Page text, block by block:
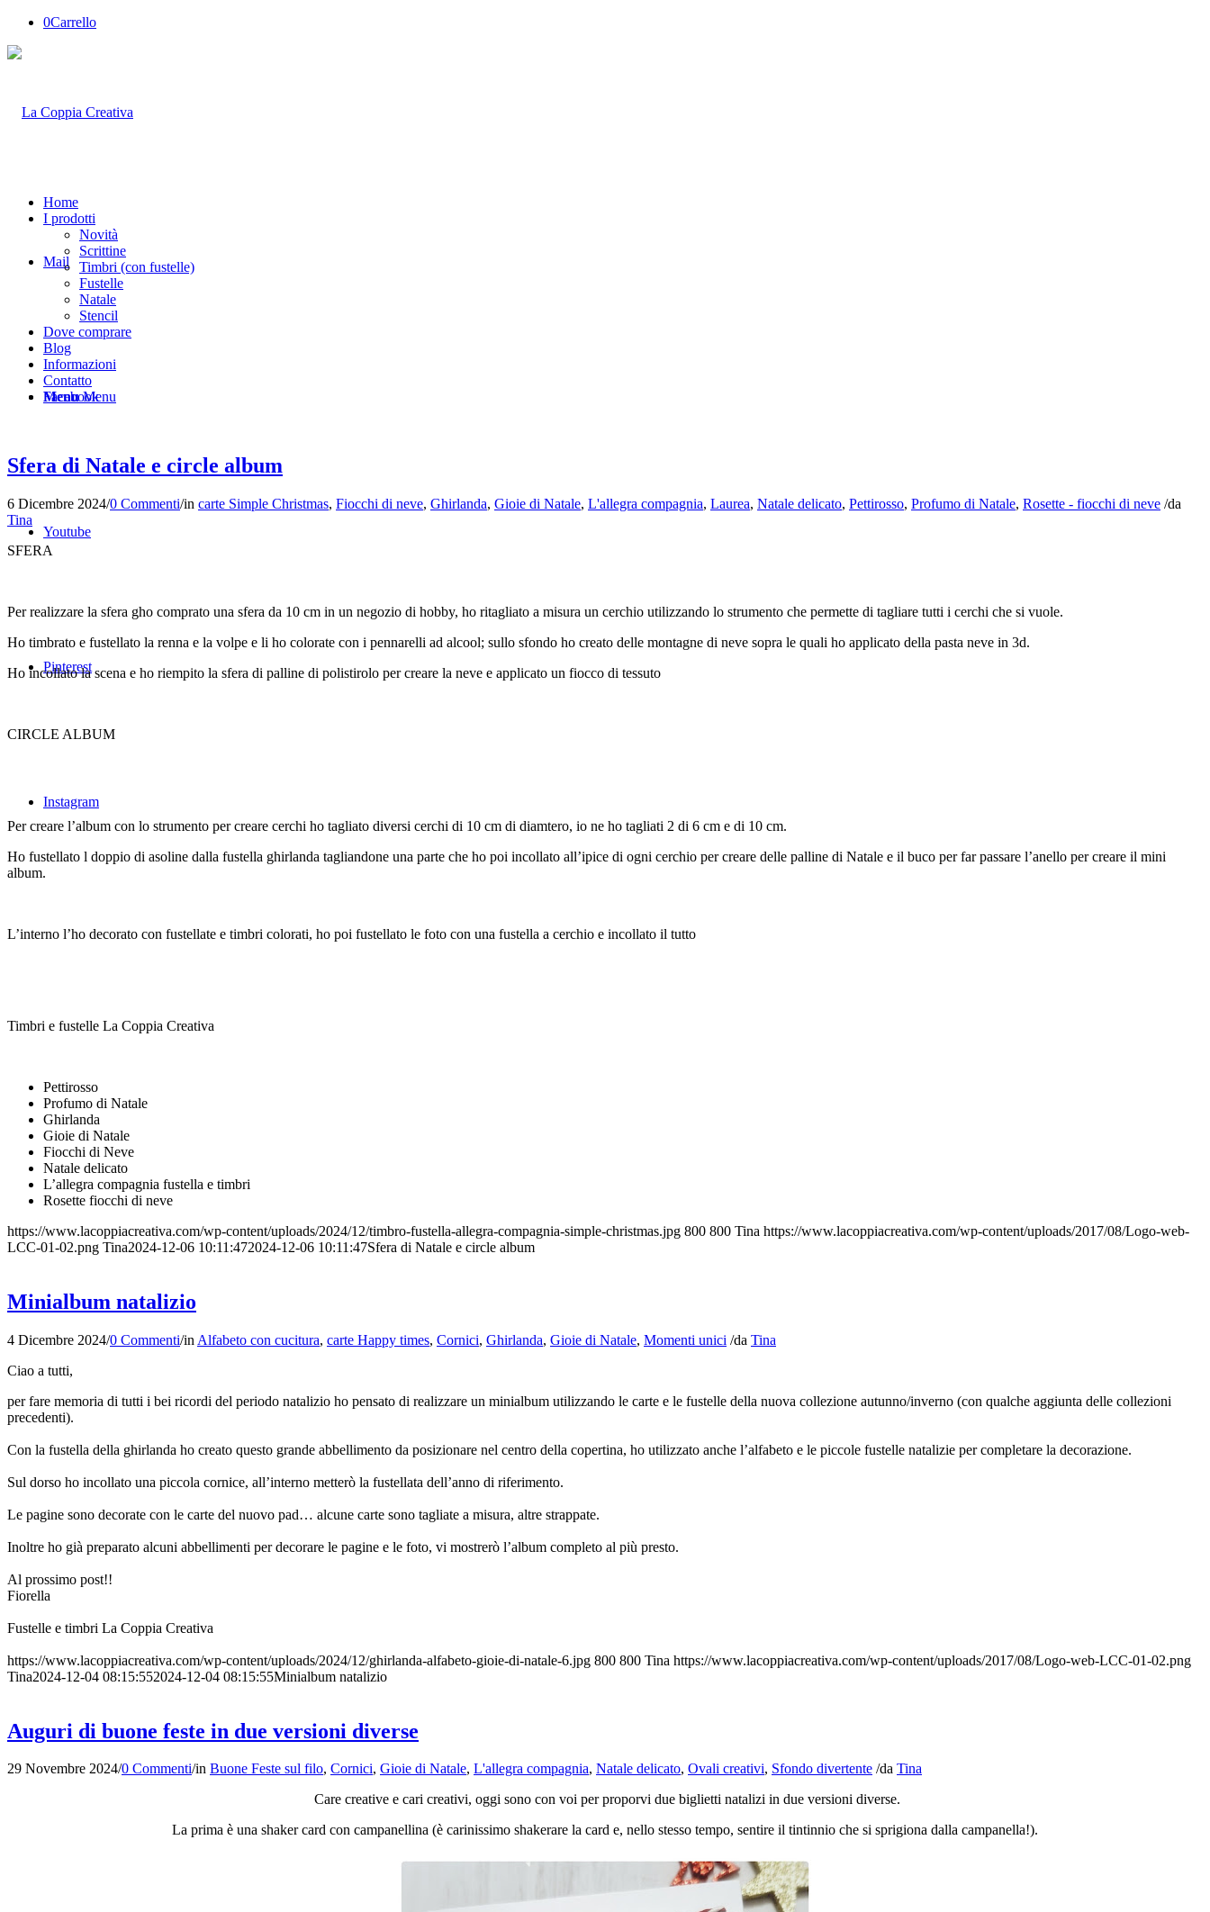
0Carrello
Mail
Facebook
Youtube
Pinterest
Instagram
Home
I prodotti
Novità
Scrittine
Timbri (con fustelle)
Fustelle
Natale
Stencil
Dove comprare
Blog
Informazioni
Contatto
Menu Menu
Sfera di Natale e circle album
6 Dicembre 2024/0 Commenti/in carte Simple Christmas, Fiocchi di neve, Ghirlanda, Gioie di Natale, L'allegra compagnia, Laurea, Natale delicato, Pettirosso, Profumo di Natale, Rosette - fiocchi di neve /da
Tina
SFERA
Per realizzare la sfera gho comprato una sfera da 10 cm in un negozio di hobby, ho ritagliato a misura un cerchio utilizzando lo strumento che permette di tagliare tutti i cerchi che si vuole.
Ho timbrato e fustellato la renna e la volpe e li ho colorate con i pennarelli ad alcool; sullo sfondo ho creato delle montagne di neve sopra le quali ho applicato della pasta neve in 3d.
Ho incollato la scena e ho riempito la sfera di palline di polistirolo per creare la neve e applicato un fiocco di tessuto
CIRCLE ALBUM
Per creare l’album con lo strumento per creare cerchi ho tagliato diversi cerchi di 10 cm di diamtero, io ne ho tagliati 2 di 6 cm e di 10 cm.
Ho fustellato l doppio di asoline dalla fustella ghirlanda tagliandone una parte che ho poi incollato all’ipice di ogni cerchio per creare delle palline di Natale e il buco per far passare l’anello per creare il mini
album.
L’interno l’ho decorato con fustellate e timbri colorati, ho poi fustellato le foto con una fustella a cerchio e incollato il tutto
Timbri e fustelle La Coppia Creativa
Pettirosso
Profumo di Natale
Ghirlanda
Gioie di Natale
Fiocchi di Neve
Natale delicato
L’allegra compagnia fustella e timbri
Rosette fiocchi di neve
https://www.lacoppiacreativa.com/wp-content/uploads/2024/12/timbro-fustella-allegra-compagnia-simple-christmas.jpg 800 800 Tina https://www.lacoppiacreativa.com/wp-content/uploads/2017/08/Logo-web-
LCC-01-02.png Tina2024-12-06 10:11:472024-12-06 10:11:47Sfera di Natale e circle album
Minialbum natalizio
4 Dicembre 2024/0 Commenti/in Alfabeto con cucitura, carte Happy times, Cornici, Ghirlanda, Gioie di Natale, Momenti unici /da Tina
Ciao a tutti,
per fare memoria di tutti i bei ricordi del periodo natalizio ho pensato di realizzare un minialbum utilizzando le carte e le fustelle della nuova collezione autunno/inverno (con qualche aggiunta delle collezioni
precedenti).
Con la fustella della ghirlanda ho creato questo grande abbellimento da posizionare nel centro della copertina, ho utilizzato anche l’alfabeto e le piccole fustelle natalizie per completare la decorazione.
Sul dorso ho incollato una piccola cornice, all’interno metterò la fustellata dell’anno di riferimento.
Le pagine sono decorate con le carte del nuovo pad… alcune carte sono tagliate a misura, altre strappate.
Inoltre ho già preparato alcuni abbellimenti per decorare le pagine e le foto, vi mostrerò l’album completo al più presto.
Al prossimo post!!
Fiorella
Fustelle e timbri La Coppia Creativa
https://www.lacoppiacreativa.com/wp-content/uploads/2024/12/ghirlanda-alfabeto-gioie-di-natale-6.jpg 800 800 Tina https://www.lacoppiacreativa.com/wp-content/uploads/2017/08/Logo-web-LCC-01-02.png
Tina2024-12-04 08:15:552024-12-04 08:15:55Minialbum natalizio
Auguri di buone feste in due versioni diverse
29 Novembre 2024/0 Commenti/in Buone Feste sul filo, Cornici, Gioie di Natale, L'allegra compagnia, Natale delicato, Ovali creativi, Sfondo divertente /da Tina
Care creative e cari creativi, oggi sono con voi per proporvi due biglietti natalizi in due versioni diverse.
La prima è una shaker card con campanellina (è carinissimo shakerare la card e, nello stesso tempo, sentire il tintinnio che si sprigiona dalla campanella!).